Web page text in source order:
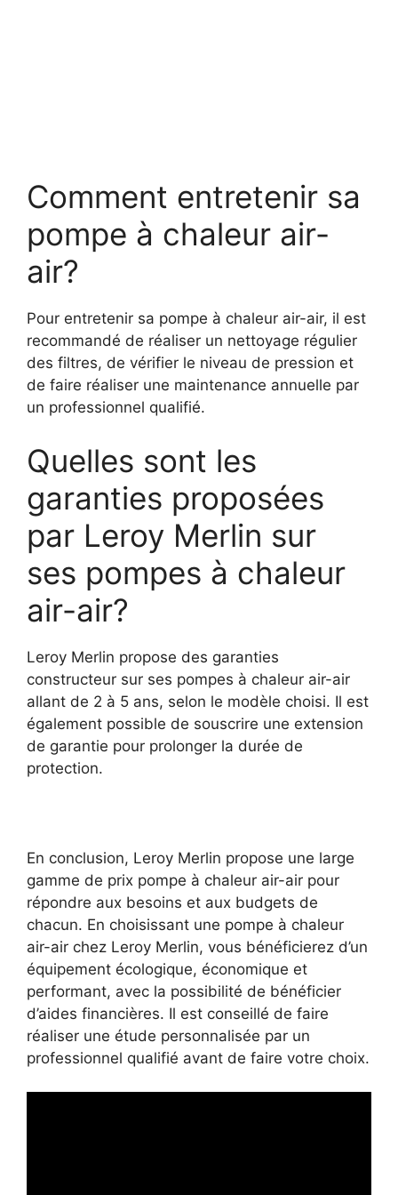
Comment entretenir sa
pompe à chaleur air-
air?
Pour entretenir sa pompe à chaleur air-air, il est
recommandé de réaliser un nettoyage régulier
des filtres, de vérifier le niveau de pression et
de faire réaliser une maintenance annuelle par
un professionnel qualifié.
Quelles sont les
garanties proposées
par Leroy Merlin sur
ses pompes à chaleur
air-air?
Leroy Merlin propose des garanties
constructeur sur ses pompes à chaleur air-air
allant de 2 à 5 ans, selon le modèle choisi. Il est
également possible de souscrire une extension
de garantie pour prolonger la durée de
protection.
En conclusion, Leroy Merlin propose une large
gamme de prix pompe à chaleur air-air pour
répondre aux besoins et aux budgets de
chacun. En choisissant une pompe à chaleur
air-air chez Leroy Merlin, vous bénéficierez d’un
équipement écologique, économique et
performant, avec la possibilité de bénéficier
d’aides financières. Il est conseillé de faire
réaliser une étude personnalisée par un
professionnel qualifié avant de faire votre choix.